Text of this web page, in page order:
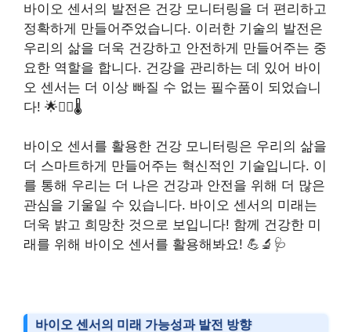
바이오 센서의 발전은 건강 모니터링을 더 편리하고
정확하게 만들어주었습니다. 이러한 기술의 발전은
우리의 삶을 더욱 건강하고 안전하게 만들어주는 중
요한 역할을 합니다. 건강을 관리하는 데 있어 바이
오 센서는 더 이상 빠질 수 없는 필수품이 되었습니
다! 🌟👩‍⚕️🌡️
바이오 센서를 활용한 건강 모니터링은 우리의 삶을
더 스마트하게 만들어주는 혁신적인 기술입니다. 이
를 통해 우리는 더 나은 건강과 안전을 위해 더 많은
관심을 기울일 수 있습니다. 바이오 센서의 미래는
더욱 밝고 희망찬 것으로 보입니다! 함께 건강한 미
래를 위해 바이오 센서를 활용해봐요! 💪🔬🩺
바이오 센서의 미래 가능성과 발전 방향